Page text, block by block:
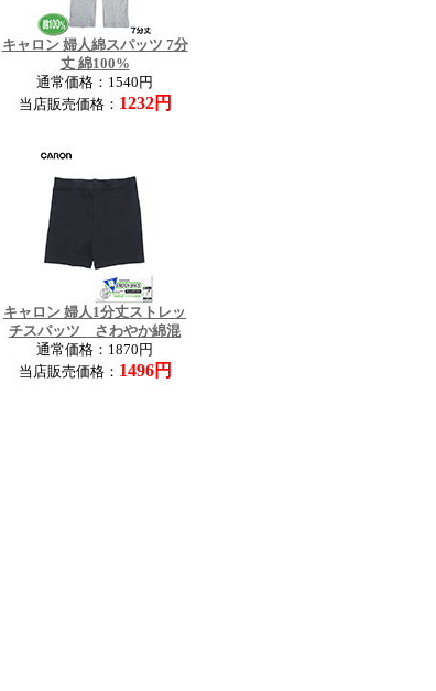
キャロン 婦人綿スパッツ 7分
丈 綿100%
通常価格：1540円
当店販売価格： 1232円
キャロン 婦人1分丈ストレッ
チスパッツ さわやか綿混
通常価格：1870円
当店販売価格： 1496円